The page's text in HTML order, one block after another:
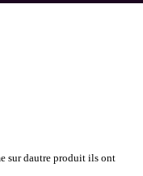
sur dautre produit ils ont